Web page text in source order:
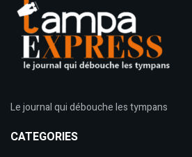
Le journal qui débouche les tympans
CATEGORIES